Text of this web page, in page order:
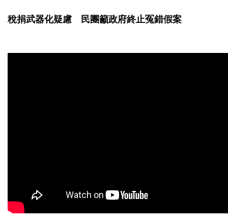
稅捐武器化疑慮 民團籲政府終止冤錯假案